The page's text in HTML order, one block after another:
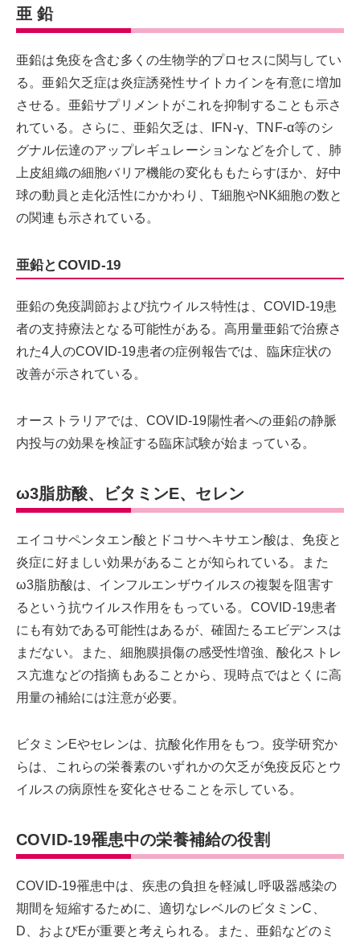
亜 鉛
亜鉛は免疫を含む多くの生物学的プロセスに関与してい
る。亜鉛欠乏症は炎症誘発性サイトカインを有意に増加
させる。亜鉛サプリメントがこれを抑制することも示さ
れている。さらに、亜鉛欠乏は、IFN-γ、TNF-α等のシ
グナル伝達のアップレギュレーションなどを介して、肺
上皮組織の細胞バリア機能の変化ももたらすほか、好中
球の動員と走化活性にかかわり、T細胞やNK細胞の数と
の関連も示されている。
亜鉛とCOVID-19
亜鉛の免疫調節および抗ウイルス特性は、COVID-19患
者の支持療法となる可能性がある。高用量亜鉛で治療さ
れた4人のCOVID-19患者の症例報告では、臨床症状の
改善が示されている。
オーストラリアでは、COVID-19陽性者への亜鉛の静脈
内投与の効果を検証する臨床試験が始まっている。
ω3脂肪酸、ビタミンE、セレン
エイコサペンタエン酸とドコサヘキサエン酸は、免疫と
炎症に好ましい効果があることが知られている。また
ω3脂肪酸は、インフルエンザウイルスの複製を阻害す
るという抗ウイルス作用をもっている。COVID-19患者
にも有効である可能性はあるが、確固たるエビデンスは
まだない。また、細胞膜損傷の感受性増強、酸化ストレ
ス亢進などの指摘もあることから、現時点ではとくに高
用量の補給には注意が必要。
ビタミンEやセレンは、抗酸化作用をもつ。疫学研究か
らは、これらの栄養素のいずれかの欠乏が免疫反応とウ
イルスの病原性を変化させることを示している。
COVID-19罹患中の栄養補給の役割
COVID-19罹患中は、疾患の負担を軽減し呼吸器感染の
期間を短縮するために、適切なレベルのビタミンC、
D、およびEが重要と考えられる。また、亜鉛などのミ